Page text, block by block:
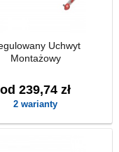
Uchwyt
Montażowy
od 239,74 zł
2 warianty